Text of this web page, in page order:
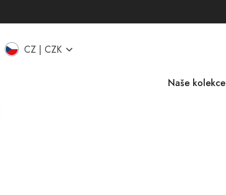
CZ CZK
Naše kolekce